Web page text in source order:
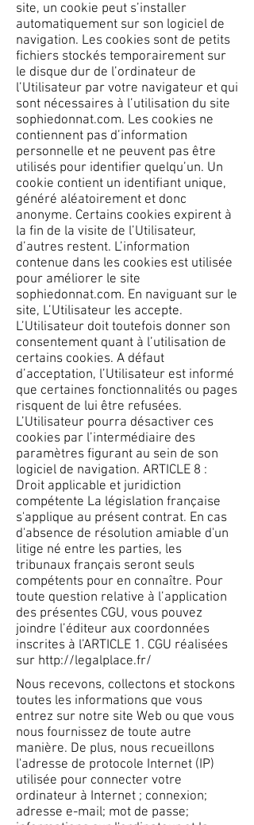
site, un cookie peut s’installer
automatiquement sur son logiciel de
navigation. Les cookies sont de petits
fichiers stockés temporairement sur
le disque dur de l’ordinateur de
l’Utilisateur par votre navigateur et qui
sont nécessaires à l’utilisation du site
sophiedonnat.com. Les cookies ne
contiennent pas d’information
personnelle et ne peuvent pas être
utilisés pour identifier quelqu’un. Un
cookie contient un identifiant unique,
généré aléatoirement et donc
anonyme. Certains cookies expirent à
la fin de la visite de l’Utilisateur,
d’autres restent. L’information
contenue dans les cookies est utilisée
pour améliorer le site
sophiedonnat.com. En naviguant sur le
site, L’Utilisateur les accepte.
L’Utilisateur doit toutefois donner son
consentement quant à l’utilisation de
certains cookies. A défaut
d’acceptation, l’Utilisateur est informé
que certaines fonctionnalités ou pages
risquent de lui être refusées.
L’Utilisateur pourra désactiver ces
cookies par l’intermédiaire des
paramètres figurant au sein de son
logiciel de navigation. ARTICLE 8 :
Droit applicable et juridiction
compétente La législation française
s'applique au présent contrat. En cas
d'absence de résolution amiable d'un
litige né entre les parties, les
tribunaux français seront seuls
compétents pour en connaître. Pour
toute question relative à l’application
des présentes CGU, vous pouvez
joindre l’éditeur aux coordonnées
inscrites à l’ARTICLE 1. CGU réalisées
sur http://legalplace.fr/
Nous recevons, collectons et stockons
toutes les informations que vous
entrez sur notre site Web ou que vous
nous fournissez de toute autre
manière. De plus, nous recueillons
l'adresse de protocole Internet (IP)
utilisée pour connecter votre
ordinateur à Internet ; connexion;
adresse e-mail; mot de passe;